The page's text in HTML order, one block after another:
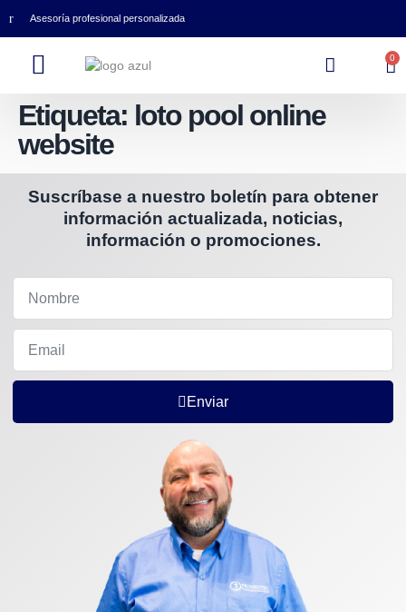
Asesoría profesional personalizada
0
Etiqueta: loto pool online
website
Suscríbase a nuestro boletín para obtener
información actualizada, noticias,
información o promociones.
Enviar